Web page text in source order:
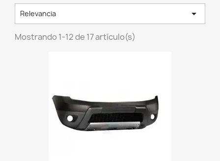
Relevancia 
Mostrando 1-12 de 17 artículo(s)